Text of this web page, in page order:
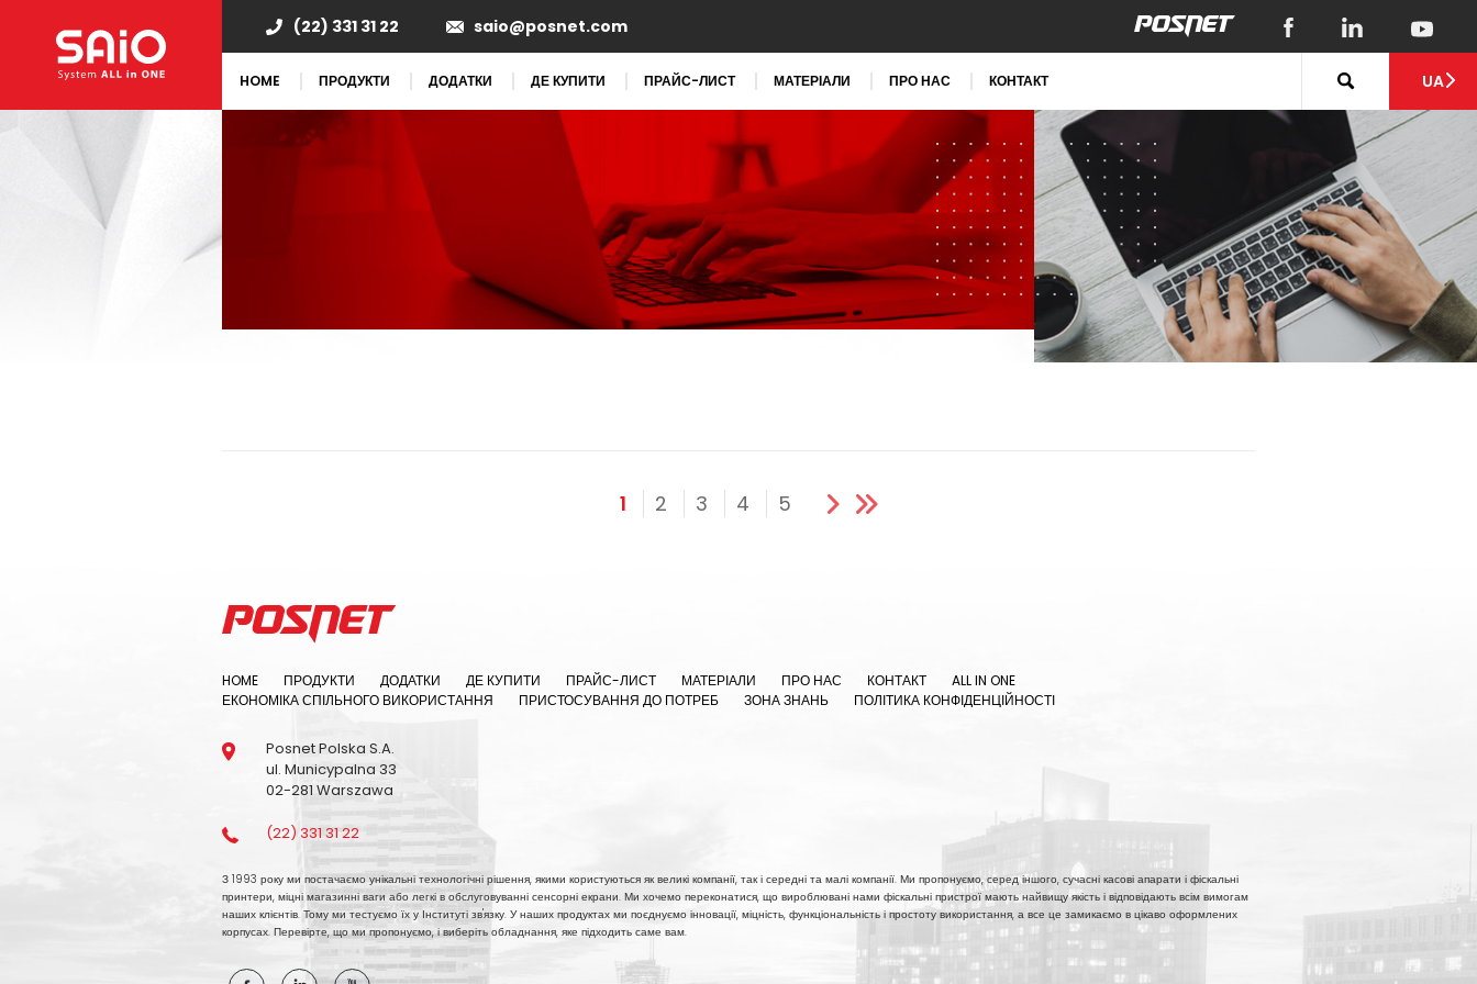
(22) 331 31 22 saio@posnet.com
HOME ПРОДУКТИ ДОДАТКИ ДЕ КУПИТИ ПРАЙС-ЛИСТ МАТЕРІАЛИ ПРО НАС КОНТАКТ UA
1 2 3 4 5
HOME ПРОДУКТИ ДОДАТКИ ДЕ КУПИТИ ПРАЙС-ЛИСТ МАТЕРІАЛИ ПРО НАС КОНТАКТ
ALL IN ONE
ЕКОНОМІКА СПІЛЬНОГО ВИКОРИСТАННЯ
ПРИСТОСУВАННЯ ДО ПОТРЕБ ЗОНА ЗНАНЬ ПОЛІТИКА КОНФІДЕНЦІЙНОСТІ
Posnet Polska S.A.
ul. Municypalna 33
02-281 Warszawa
(22) 331 31 22
З 1993 року ми постачаємо унікальні технологічні рішення, якими користуються як великі компанії, так і середні та малі компанії. Ми пропонуємо, серед іншого, сучасні касові апарати і фіскальні
принтери, міцні магазинні ваги або легкі в обслуговуванні сенсорні екрани. Ми хочемо переконатися, що вироблювані нами фіскальні пристрої мають найвищу якість і відповідають всім вимогам
наших клієнтів. Тому ми тестуємо їх у Інституті зв'язку. У наших продуктах ми поєднуємо інновації, міцність, функціональність і простоту використання, а все це замикаємо в цікаво оформлених
корпусах. Перевірте, що ми пропонуємо, і виберіть обладнання, яке підходить саме вам.